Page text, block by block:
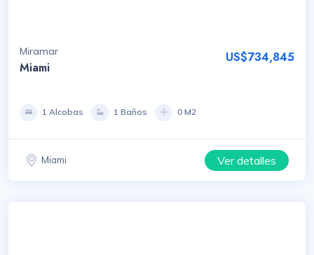
Miramar
Miami
US$734,845
1 Alcobas 1 Baños 0 M2
Miami Ver detalles